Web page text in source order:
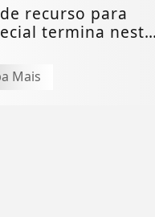
recurso para
termina nesta
Mais